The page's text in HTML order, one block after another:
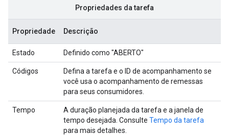
Propriedades da tarefa
Propriedade Descrição
Estado Definido como "ABERTO"
Códigos
Defina a tarefa e o ID de acompanhamento se
você usa o acompanhamento de remessas
para seus consumidores.
Tempo
A duração planejada da tarefa e a janela de
tempo desejada. Consulte Tempo da tarefa
para mais detalhes.